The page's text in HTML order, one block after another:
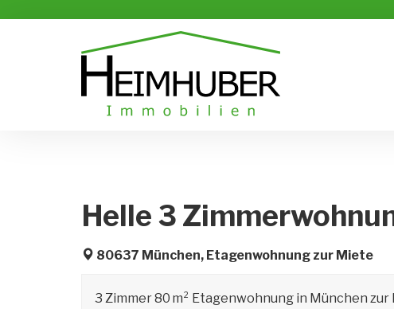
Helle 3
80637 München, Etagenwohnung zur Miete
3 Zimmer 80 m² Etagenwohnung in München